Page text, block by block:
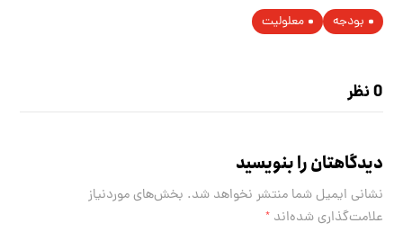
بودجه معلولیت
0 نظر
دیدگاهتان را بنویسید
نشانی ایمیل شما منتشر نخواهد شد. بخش‌های موردنیاز
علامت‌گذاری شده‌اند*